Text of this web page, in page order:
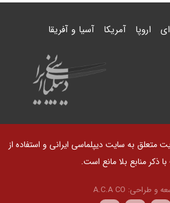
اروپا آمریکا آسیا و آفریقا
متعلق به سایت دیپلماسی ایرانی و استفاده از
ذکر منابع بلا مانع است.
و طراحی: A.C.A CO